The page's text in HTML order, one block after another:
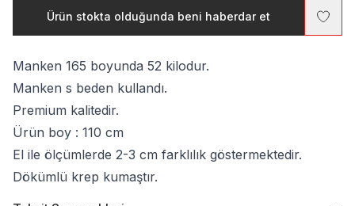
Ürün stokta olduğunda beni haberdar et
Manken 165 boyunda 52 kilodur.
Manken s beden kullandı.
Premium kalitedir.
Ürün boy : 110 cm
El ile ölçümlerde 2-3 cm farklılık göstermektedir.
Dökümlü krep kumaştır.